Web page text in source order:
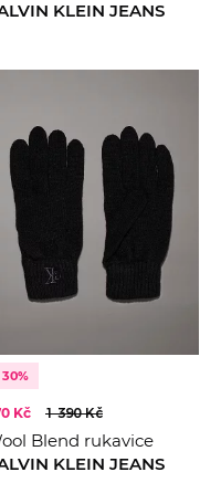
KLEIN JEANS
30%
Kč 1 390 Kč
Blend rukavice
KLEIN JEANS